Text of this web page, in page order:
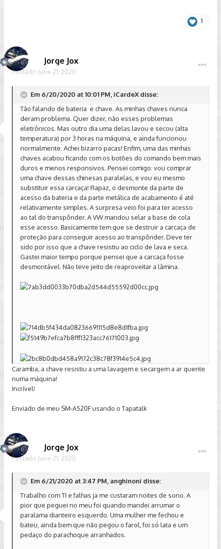
1
Jorge Jox
Postado June 21, 2020
Em 6/20/2020 at 10:01 PM, iCardeX disse:
Tão falando de bateria e chave. As minhas chaves nunca
deram problema. Quer dizer, não esses problemas
eletrônicos. Mas outro dia uma delas lavou e secou (alta
temperatura) por 3 horas na máquina, e ainda funcionou
normalmente. Achei bizarro pacas! Enfim, uma das minhas
chaves acabou ficando com os botões do comando bem mais
duros e menos responsivos. Pensei comigo: vou comprar
uma chave dessas chinesas paralelas, e vou eu mesmo
substituir essa carcaça! Rapaz, o desmonte da parte de
acesso da bateria e da parte metálica de acabamento é até
relativamente simples. A surpresa veio foi para ter acesso
ao tal do transpônder. A VW mandou selar a base de cola
esse acesso. Basicamente tem que se destruir a carcaça de
proteção para conseguir acesso ao transpônder. Deve ter
sido por isso que a chave resistiu ao ciclo de lava e seca.
Gastei maior tempo porque pensei que a carcaça fosse
desmontável. Não teve jeito de reaproveitar a lâmina.
Caramba, a chave resistiu a uma lavagem e secargem a ar quente
numa máquina!
Incrível!
Enviado de meu SM-A520F usando o Tapatalk
Jorge Jox
Postado June 21, 2020
Em 6/21/2020 at 3:47 PM, anghinoni disse:
Trabalho com TI e falhas ja me custaram noites de sono. A
pior que peguei no meu foi quando mandei arrumar o
paralama dianteiro esquerdo. Uma mulher me fechou e
bateu, ainda bem que não pegou o farol, foi só lata e um
pedaço do parachoque arranhados.